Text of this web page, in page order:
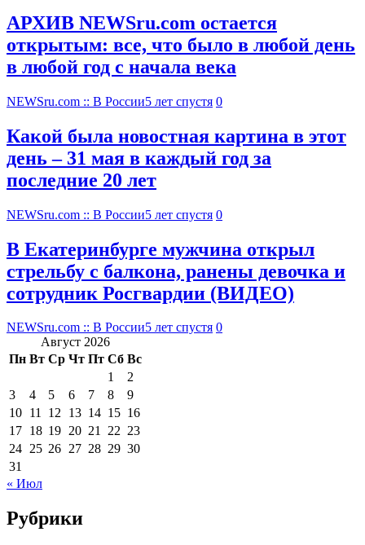
АРХИВ NEWSru.com остается
открытым: все, что было в любой день
в любой год с начала века
NEWSru.com :: В России5 лет спустя 0
Какой была новостная картина в этот
день – 31 мая в каждый год за
последние 20 лет
NEWSru.com :: В России5 лет спустя 0
В Екатеринбурге мужчина открыл
стрельбу с балкона, ранены девочка и
сотрудник Росгвардии (ВИДЕО)
NEWSru.com :: В России5 лет спустя 0
Август 2026
Пн Вт Ср Чт Пт Сб Вс
1
2
3
4 5 6 7 8
9
10 11 12 13 14 15 16
17 18 19 20 21 22 23
24 25 26 27 28 29 30
31
« Июл
Рубрики